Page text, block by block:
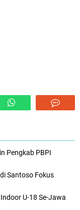
Pengkab PBPI
Santoso Fokus
U-18 Se-Jawa